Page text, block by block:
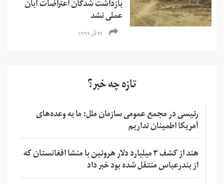
بازداشت شدگان اعتراضات آبان
عملی نشد
۲۶ آذر ۱۳۹۹
تازه چه خبر؟
رئیسی در مجمع عمومی سازمان ملل: ما به وعده‌های
آمریکا اطمینان نداریم
هند از کشف ۳ میلیارد دلار هروئین با منشا افغانستان که
از بندرعباس منتقل شده بود خبر داد